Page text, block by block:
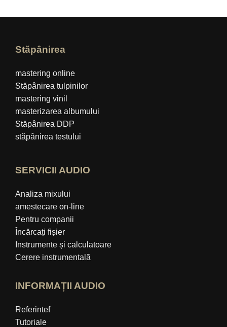
Stăpânirea
mastering online
Stăpânirea tulpinilor
mastering vinil
masterizarea albumului
Stăpânirea DDP
stăpânirea testului
SERVICII AUDIO
Analiza mixului
amestecare on-line
Pentru companii
Încărcați fișier
Instrumente și calculatoare
Cerere instrumentală
INFORMAȚII AUDIO
Referintef
Tutoriale